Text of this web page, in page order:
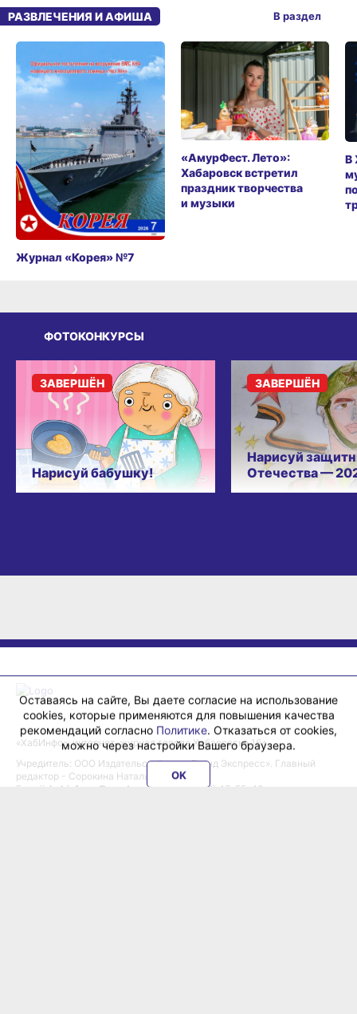
РАЗВЛЕЧЕНИЯ И АФИША
Журнал «Корея» №7
«АмурФест. Лето»:
Хабаровск встретил
праздник творчества
и музыки
В
В раздел
ФОТОКОНКУРСЫ
Нарисуй бабушку!
ЗАВЕРШЁН
Нарисуй
Отечества —
ЗАВЕРШЁН
«ХабИнфо»: интернет-журнал города Хабаровска 16+
Учредитель: ООО Издательский дом «Гранд Экспресс». Главный
редактор - Сорокина Наталья Д.
E-mail: habinfo.ru@yandex.ru
; тел. 8 (4212) 47-55-48.
cookies, которые применяются для повышения качества
рекомендаций согласноПолитике. Отказаться от cookies,
можно через настройки Вашего браузера.
OK